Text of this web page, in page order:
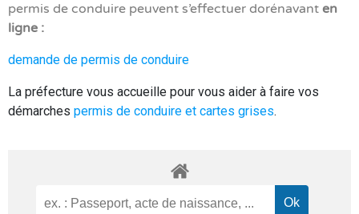
permis de conduire peuvent s’effectuer dorénavant en
ligne :
demande de permis de conduire
La préfecture vous accueille pour vous aider à faire vos
démarches permis de conduire et cartes grises.